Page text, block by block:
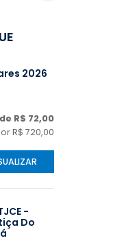
2026
R$ 72,00
R$ 720,00
-
Do